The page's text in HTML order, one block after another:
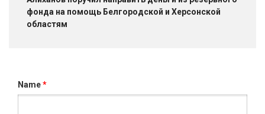
фонда на помощь Белгородской и Херсонской
областям
Name*